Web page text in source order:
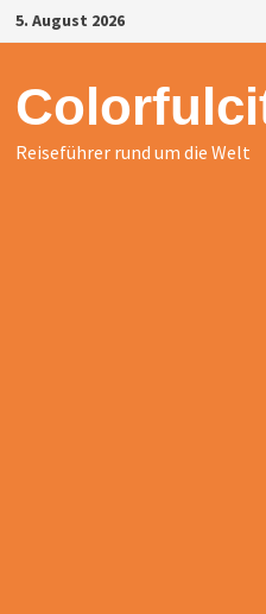
Zurück
zum
5. August 2026
Reiseführer rund um die Welt